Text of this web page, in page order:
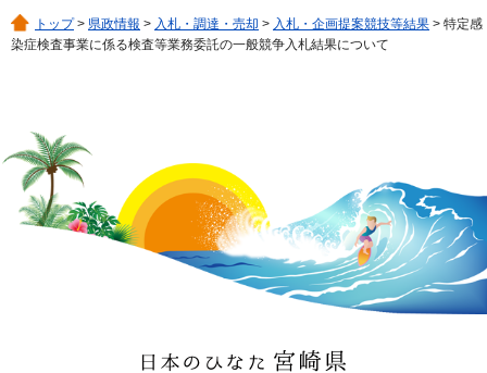
トップ> 県政情報 > 入札・調達・売却 > 入札・企画提案競技等結果 > 特定感
染症検査事業に係る検査等業務委託の一般競争入札結果について
日本のひなた 宮崎県